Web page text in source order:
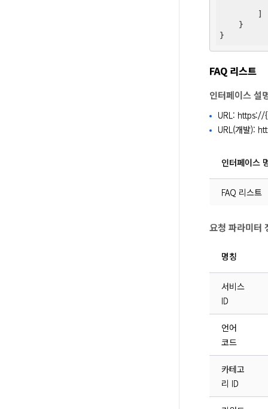
}
FAQ 리스트
인터페이스 설
URL:
URL(개발):
인터페이스
FAQ 리스트
요청 파라미터
명칭
서비스
ID
언어
코드
카테고
리 ID